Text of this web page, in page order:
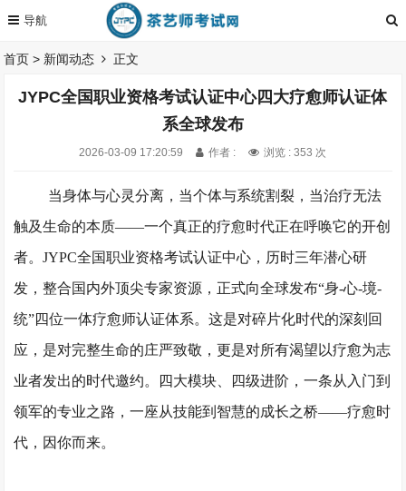
首页 > 新闻动态 正文
JYPC全国职业资格考试认证中心四大疗愈师认证体
系全球发布
2026-03-09 17:20:59 作者 : 浏览 : 353 次
当身体与心灵分离，当个体与系统割裂，当治疗无法
触及生命的本质——一个真正的疗愈时代正在呼唤它的开创
者。JYPC全国职业资格考试认证中心，历时三年潜心研
发，整合国内外顶尖专家资源，正式向全球发布“身-心-境-
统”四位一体疗愈师认证体系。这是对碎片化时代的深刻回
应，是对完整生命的庄严致敬，更是对所有渴望以疗愈为志
业者发出的时代邀约。四大模块、四级进阶，一条从入门到
领军的专业之路，一座从技能到智慧的成长之桥——疗愈时
代，因你而来。